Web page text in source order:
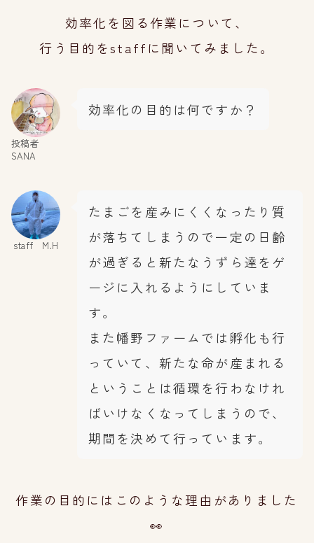
効率化を図る作業について、
行う目的をstaffに聞いてみました。
投稿者
SANA
効率化の目的は何ですか？
staff M.H
たまごを産みにくくなったり質
が落ちてしまうので一定の日齢
が過ぎると新たなうずら達をゲ
ージに入れるようにしていま
す。
また幡野ファームでは孵化も行
っていて、新たな命が産まれる
ということは循環を行わなけれ
ばいけなくなってしまうので、
期間を決めて行っています。
作業の目的にはこのような理由がありました
👀